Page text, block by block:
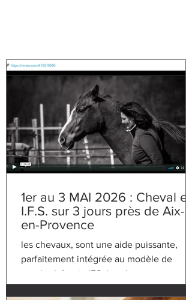
1er au 3 MAI 2026 : Cheval et
I.F.S. sur 3 jours près de Aix-
en-Provence
les chevaux, sont une aide puissante,
parfaitement intégrée au modèle de
psychothérapie IFS. les chevaux, sont une
aide puissante